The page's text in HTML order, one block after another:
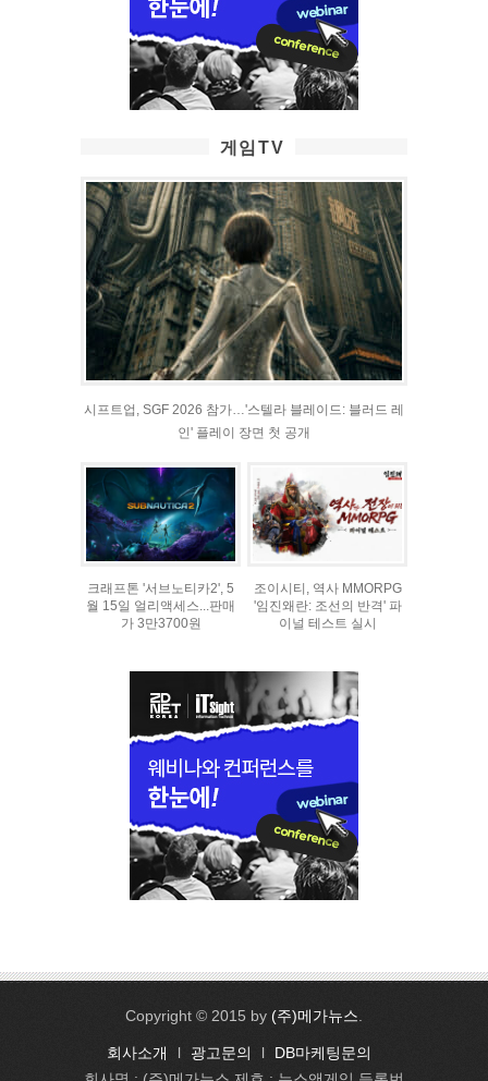
게임TV
시프트업, SGF 2026 참가…'스텔라 블레이드: 블러드 레
인' 플레이 장면 첫 공개
크래프톤 '서브노티카2', 5
월 15일 얼리액세스...판매
가 3만3700원
조이시티, 역사 MMORPG
'임진왜란: 조선의 반격' 파
이널 테스트 실시
Copyright © 2015 by (주)메가뉴스.
회사소개 l 광고문의 l
DB마케팅문의